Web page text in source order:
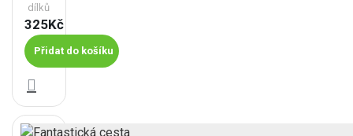
dílků
325Kč
Přidat do košíku